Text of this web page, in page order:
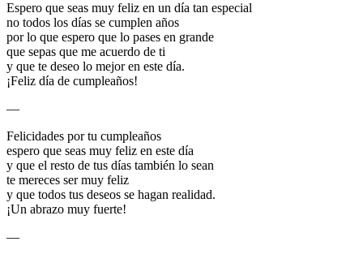
Espero que seas muy feliz en un día tan especial
no todos los días se cumplen años
por lo que espero que lo pases en grande
que sepas que me acuerdo de ti
y que te deseo lo mejor en este día.
¡Feliz día de cumpleaños!
—
Felicidades por tu cumpleaños
espero que seas muy feliz en este día
y que el resto de tus días también lo sean
te mereces ser muy feliz
y que todos tus deseos se hagan realidad.
¡Un abrazo muy fuerte!
—